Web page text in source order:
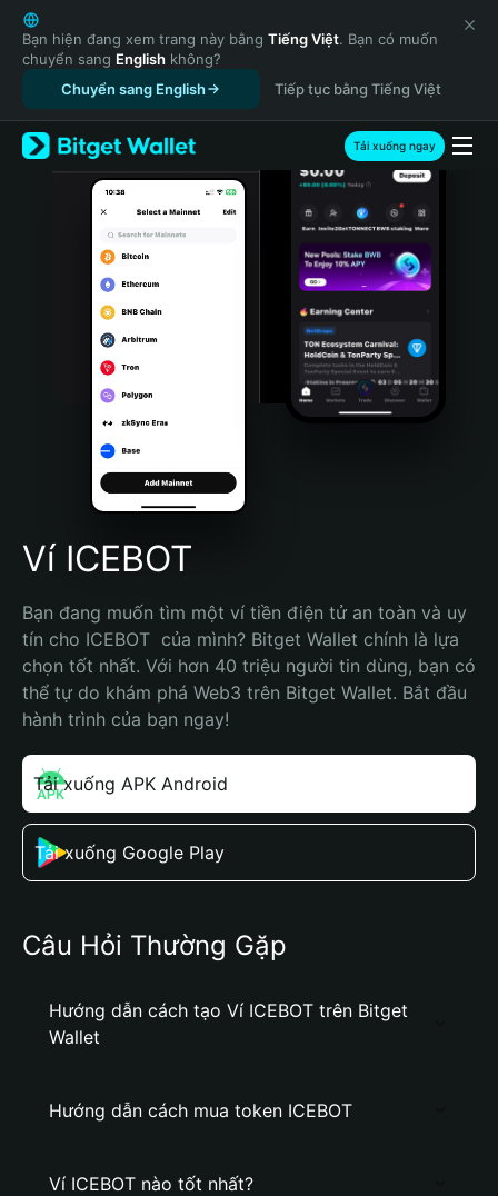
English
日本語
Tiếng Việt
Русский
Español (Latinoamérica)
Türkçe
Italiano
Português (Portugal)
Bahasa Indonesia
Português (Brasil)
Español (Argentina)
Bạn hiện đang xem trang này bằng Tiếng Việt. Bạn có muốn
chuyển sang English không?
Chuyển sang English
Tiếp tục bằng Tiếng Việt
Tải xuống ngay
Ví ICEBOT
Bạn đang muốn tìm một ví tiền điện tử an toàn và uy
tín cho ICEBOT  của mình? Bitget Wallet chính là lựa
chọn tốt nhất. Với hơn 40 triệu người tin dùng, bạn có
thể tự do khám phá Web3 trên Bitget Wallet. Bắt đầu
hành trình của bạn ngay!
Tải xuống APK Android
Tải xuống Google Play
Câu Hỏi Thường Gặp
Hướng dẫn cách tạo Ví ICEBOT trên Bitget
Wallet
Hướng dẫn cách mua token ICEBOT
Ví ICEBOT nào tốt nhất?